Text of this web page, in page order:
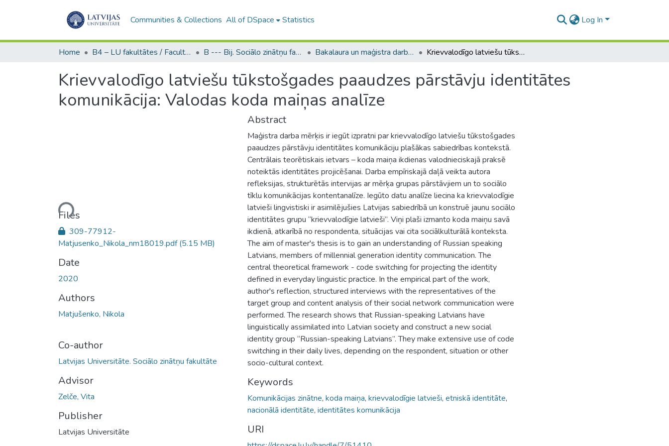
Communities & Collections All of DSpace Statistics Log In
Home B4 – LU fakultātes / Faculties of the UL B --- Bij. Sociālo zinātņu fakultātes noslēguma darbi / Faculty of Social Sciences - Graduate works Bakalaura un maģistra darbi (SZF) / Bachelor's and Master's theses Krievvalodīgo latviešu tūkstošgades paaudzes pārstāvju identitātes komunikācija: Valodas koda maiņas analīze
Krievvalodīgo latviešu tūkstošgades paaudzes pārstāvju identitātes
komunikācija: Valodas koda maiņas analīze
Loading...
Files
309-77912-
Matjusenko_Nikola_nm18019.pdf(5.15 MB)
Date
2020
Authors
Matjušenko, Nikola
Co-author
Latvijas Universitāte. Sociālo zinātņu fakultāte
Advisor
Zelče, Vita
Publisher
Latvijas Universitāte
Abstract
Maģistra darba mērķis ir iegūt izpratni par krievvalodīgo latviešu tūkstošgades
paaudzes pārstāvju identitātes komunikāciju plašākas sabiedrības kontekstā.
Centrālais teorētiskais ietvars – koda maiņa ikdienas valodnieciskajā praksē
noteiktās identitātes projicēšanai. Darba empīriskajā daļā veikta autora
refleksijas, strukturētās intervijas ar mērķa grupas pārstāvjiem un to sociālo
tīklu komunikācijas kontentanalīze. Iegūto datu analīze liecina ka krievvalodīgie
latvieši lingvistiski ir asimilējušies Latvijas sabiedrībā un konstruē jaunu sociālo
identitātes grupu “krievvalodīgie latvieši”. Viņi plaši izmanto koda maiņu savā
ikdienā, atkarībā no respondenta, situācijas vai cita sociālkulturālā konteksta.
The aim of master's thesis is to gain an understanding of Russian speaking
Latvians, members of millennial generation identity communication. The
central theoretical framework - code switching for projecting the identity
defined in everyday linguistic practice. In the empirical part of the work,
author's reflection, structured interviews with the representatives of the
target group and content analysis of their social network communication were
performed. The research shows that Russian-speaking Latvians have
linguistically assimilated into Latvian society and construct a new social
identity group “Russian-speaking Latvians”. They make extensive use of code
switching in their daily lives, depending on the respondent, situation or other
socio-cultural context.
Keywords
Komunikācijas zinātne, koda maiņa, krievvalodīgie latvieši, etniskā identitāte,
nacionālā identitāte, identitātes komunikācija
URI